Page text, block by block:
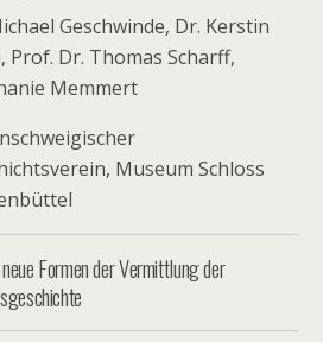
Geschwinde, Dr. Kerstin
Prof. Dr. Thomas Scharff,
Memmert
Museum Schloss
Formen der Vermittlung der